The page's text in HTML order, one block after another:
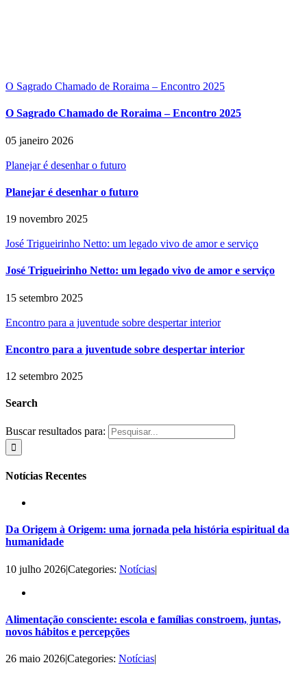
O Sagrado Chamado de Roraima – Encontro 2025
O Sagrado Chamado de Roraima – Encontro 2025
05 janeiro 2026
Planejar é desenhar o futuro
Planejar é desenhar o futuro
19 novembro 2025
José Trigueirinho Netto: um legado vivo de amor e serviço
José Trigueirinho Netto: um legado vivo de amor e serviço
15 setembro 2025
Encontro para a juventude sobre despertar interior
Encontro para a juventude sobre despertar interior
12 setembro 2025
Search
Buscar resultados para:
Notícias Recentes
Da Origem à Origem: uma jornada pela história espiritual da
humanidade
10 julho 2026|Categories: Notícias|
Alimentação consciente: escola e famílias constroem, juntas,
novos hábitos e percepções
26 maio 2026|Categories: Notícias|